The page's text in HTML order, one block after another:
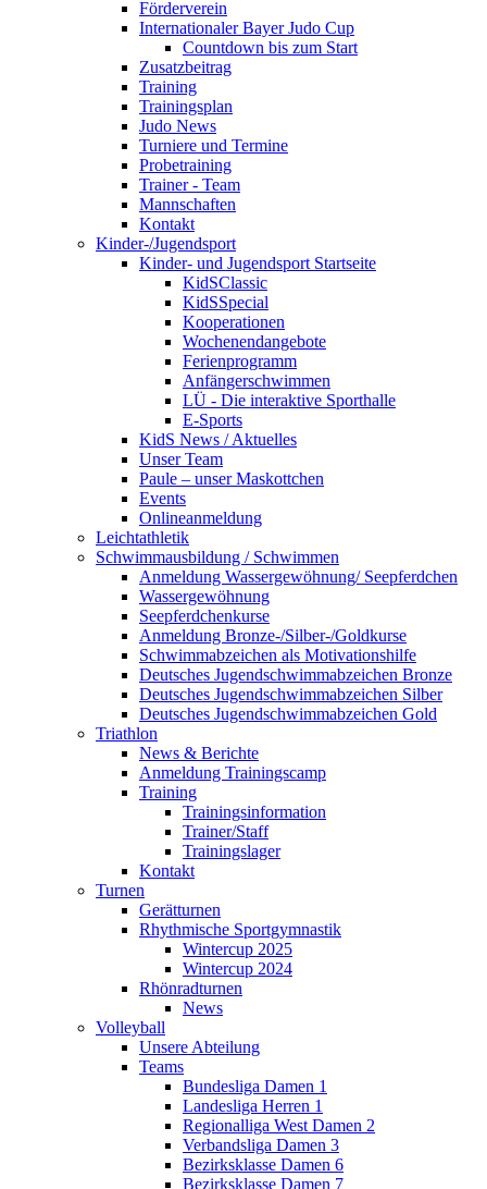
Förderverein
Internationaler Bayer Judo Cup
Countdown bis zum Start
Zusatzbeitrag
Training
Trainingsplan
Judo News
Turniere und Termine
Probetraining
Trainer - Team
Mannschaften
Kontakt
Kinder-/Jugendsport
Kinder- und Jugendsport Startseite
KidSClassic
KidSSpecial
Kooperationen
Wochenendangebote
Ferienprogramm
Anfängerschwimmen
LÜ - Die interaktive Sporthalle
E-Sports
KidS News / Aktuelles
Unser Team
Paule – unser Maskottchen
Events
Onlineanmeldung
Leichtathletik
Schwimmausbildung / Schwimmen
Anmeldung Wassergewöhnung/ Seepferdchen
Wassergewöhnung
Seepferdchenkurse
Anmeldung Bronze-/Silber-/Goldkurse
Schwimmabzeichen als Motivationshilfe
Deutsches Jugendschwimmabzeichen Bronze
Deutsches Jugendschwimmabzeichen Silber
Deutsches Jugendschwimmabzeichen Gold
Triathlon
News & Berichte
Anmeldung Trainingscamp
Training
Trainingsinformation
Trainer/Staff
Trainingslager
Kontakt
Turnen
Gerätturnen
Rhythmische Sportgymnastik
Wintercup 2025
Wintercup 2024
Rhönradturnen
News
Volleyball
Unsere Abteilung
Teams
Bundesliga Damen 1
Landesliga Herren 1
Regionalliga West Damen 2
Verbandsliga Damen 3
Bezirksklasse Damen 6
Bezirksklasse Damen 7